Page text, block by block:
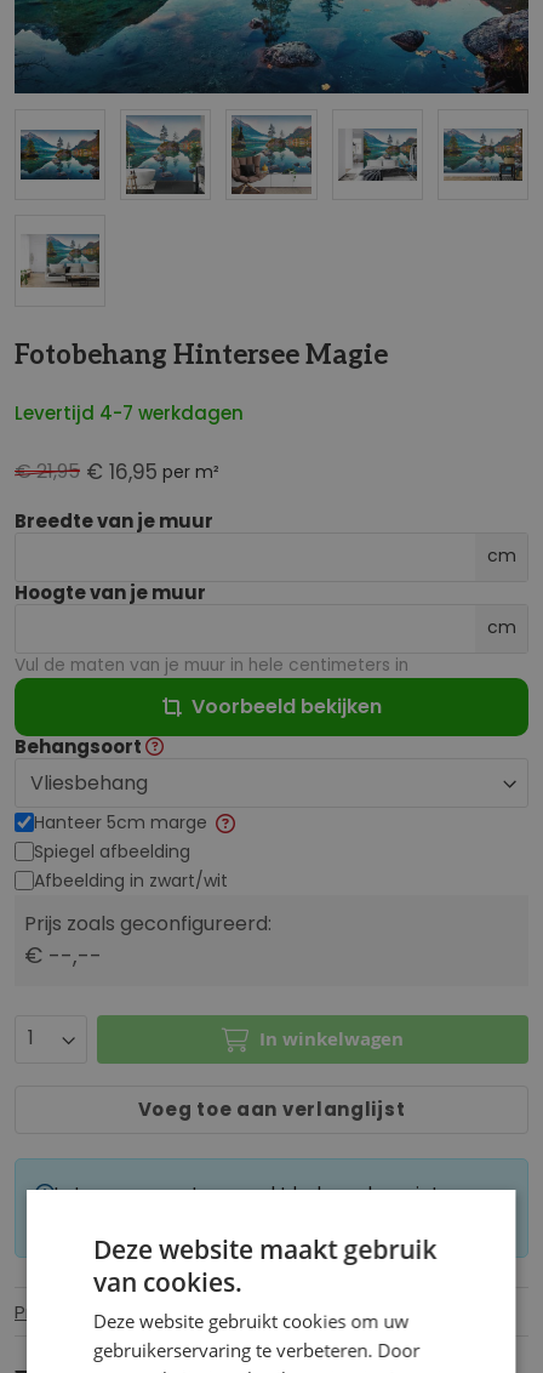
Fotobehang Hintersee Magie
Levertijd 4-7 werkdagen
€ 16,95 per m²
€ 21,95
Breedte van je muur
cm
Hoogte van je muur
cm
Vul de maten van je muur in hele centimeters in
Voorbeeld bekijken
Behangsoort
Hanteer 5cm marge
Spiegel afbeelding
Afbeelding in zwart/wit
Prijs zoals geconfigureerd:
€ --,--
In winkelwagen
Voeg toe aan verlanglijst
Let op: op maat gemaakt behang kan niet
Productinformatie Specificaties
Deze website maakt gebruik
van cookies.
Deze website gebruikt cookies om uw
gebruikerservaring te verbeteren. Door